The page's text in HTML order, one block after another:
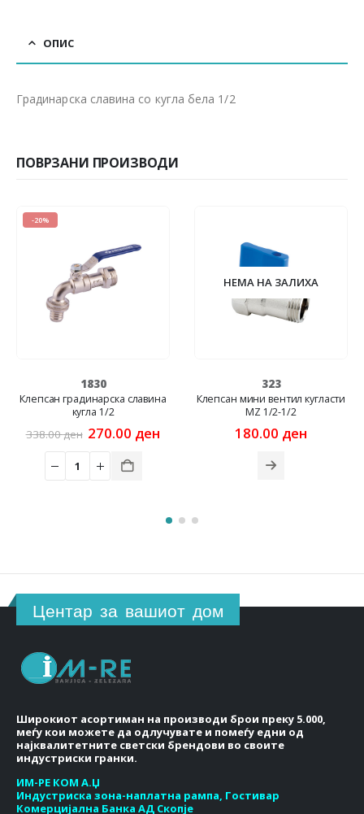
ОПИС
Градинарска славина со кугла бела 1/2
ПОВРЗАНИ ПРОИЗВОДИ
ден.
НЕМА НА ЗАЛИХА
323
Клепсан мини вентил кугласти
MZ 1/2-1/2
180.00ден
НЕМА НА ЗАЛИХА
322
Клепсан мини вентил кугласти
MZ 3/3-3/8
165.00ден
Центар за вашиот дом
Широкиот асортиман на производи брои преку 5.000,
меѓу кои можете да одлучувате и помеѓу едни од
најквалитетните светски брендови во своите
индустриски гранки.
ИМ-РЕ КОМ А.Џ
Индустриска зона-наплатна рампа, Гостивар
Комерцијална Банка АД Скопје